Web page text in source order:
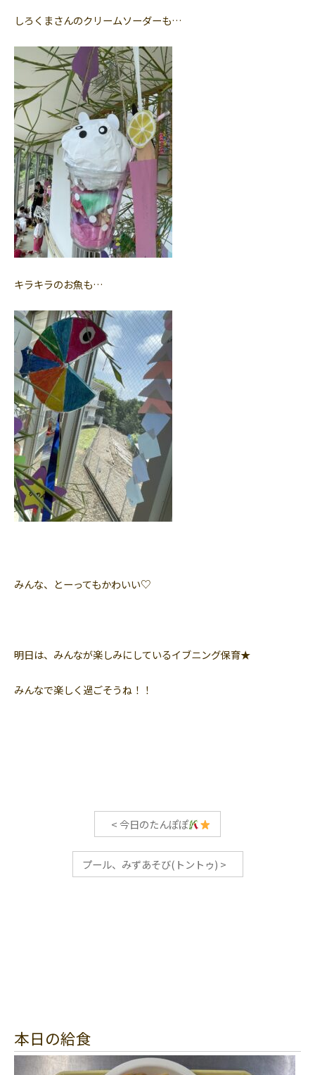
しろくまさんのクリームソーダーも…
キラキラのお魚も…
みんな、とーってもかわいい♡
明日は、みんなが楽しみにしているイブニング保育★
みんなで楽しく過ごそうね！！
<今日のたんぽぽ
プール、みずあそび(トントゥ) >
本日の給食